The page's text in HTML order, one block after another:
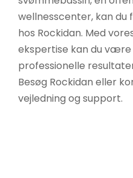
wellnesscenter, kan
hos Rockidan. Med
ekspertise kan du
professionelle
Besøg Rockidan eller
vejledning og support.